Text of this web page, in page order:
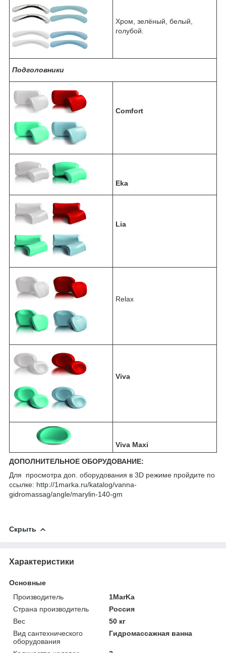
Хром, зелёный, белый,
голубой.
Подголовники
Comfort
Eka
Lia
Relax
Viva
Viva Maxi
ДОПОЛНИТЕЛЬНОЕ ОБОРУДОВАНИЕ:
Для просмотра доп. оборудования в 3D режиме пройдите по
ссылке: http://1marka.ru/katalog/vanna-
gidromassag/angle/marylin-140-gm
Скрыть
Характеристики
Основные
Производитель
1MarKa
Страна производитель
Россия
Вес
50 кг
Вид сантехнического
оборудования
Гидромассажная ванна